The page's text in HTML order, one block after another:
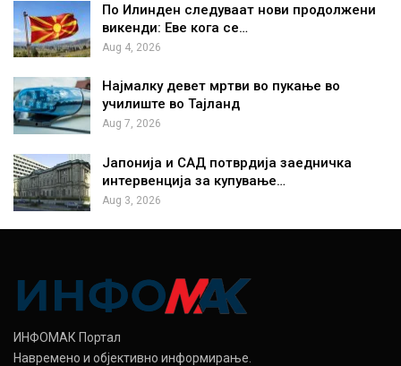
По Илинден следуваат нови продолжени
викенди: Еве кога се…
Aug 4, 2026
Најмалку девет мртви во пукање во
училиште во Тајланд
Aug 7, 2026
Јапонија и САД потврдија заедничка
интервенција за купување…
Aug 3, 2026
ИНФОМАК Портал
Навремено и објективно информирање.